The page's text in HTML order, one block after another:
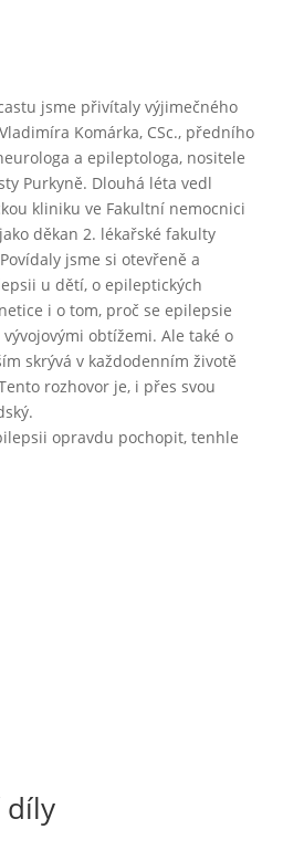
jsme přivítaly výjimečného
Komárka, CSc., předního
a epileptologa, nositele
Purkyně. Dlouhá léta vedl
kliniku ve Fakultní nemocnici
děkan 2. lékařské fakulty
jsme si otevřeně a
u dětí, o epileptických
i o tom, proč se epilepsie
obtížemi. Ale také o
skrývá v každodenním životě
rozhovor je, i přes svou
opravdu pochopit, tenhle
díly